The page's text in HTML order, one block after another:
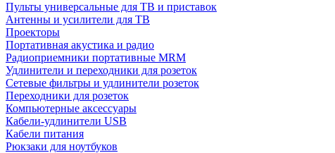
Пульты универсальные для ТВ и приставок
Антенны и усилители для ТВ
Проекторы
Портативная акустика и радио
Радиоприемники портативные MRM
Удлинители и переходники для розеток
Сетевые фильтры и удлинители розеток
Переходники для розеток
Компьютерные аксессуары
Кабели-удлинители USB
Кабели питания
Рюкзаки для ноутбуков